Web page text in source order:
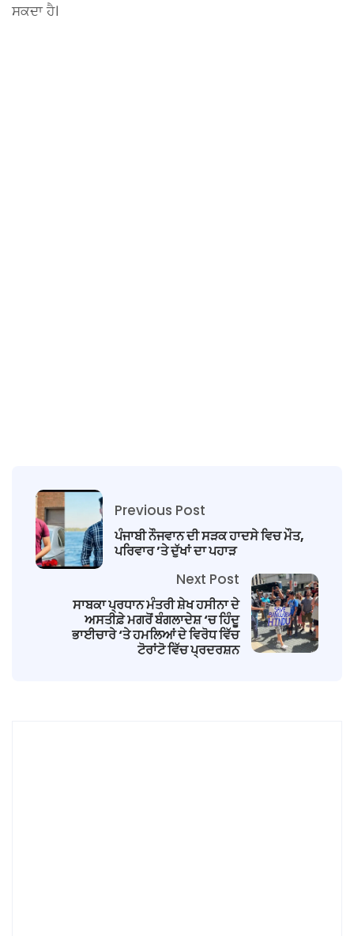
ਸਕਦਾ ਹੈ।
Previous Post
ਪੰਜਾਬੀ ਨੌਜਵਾਨ ਦੀ ਸੜਕ ਹਾਦਸੇ ਵਿਚ ਮੌਤ,
ਪਰਿਵਾਰ ’ਤੇ ਦੁੱਖਾਂ ਦਾ ਪਹਾੜ
Next Post
ਸਾਬਕਾ ਪ੍ਰਧਾਨ ਮੰਤਰੀ ਸ਼ੇਖ ਹਸੀਨਾ ਦੇ
ਅਸਤੀਫ਼ੇ ਮਗਰੋਂ ਬੰਗਲਾਦੇਸ਼ ‘ਚ ਹਿੰਦੂ
ਭਾਈਚਾਰੇ ‘ਤੇ ਹਮਲਿਆਂ ਦੇ ਵਿਰੋਧ ਵਿੱਚ
ਟੋਰਾਂਟੋ ਵਿੱਚ ਪ੍ਰਦਰਸ਼ਨ